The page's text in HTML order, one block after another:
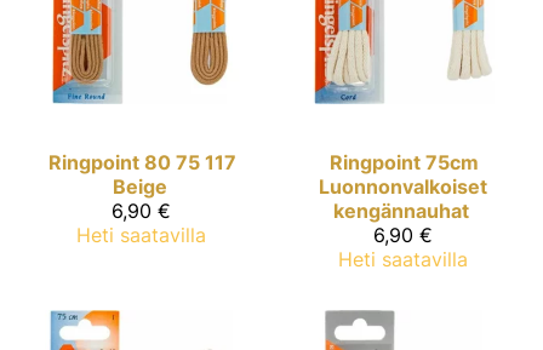
Ringpoint 80 75 117
Beige
6,90 €
Heti saatavilla
Ringpoint 75cm
Luonnonvalkoiset
kengännauhat
6,90 €
Heti saatavilla